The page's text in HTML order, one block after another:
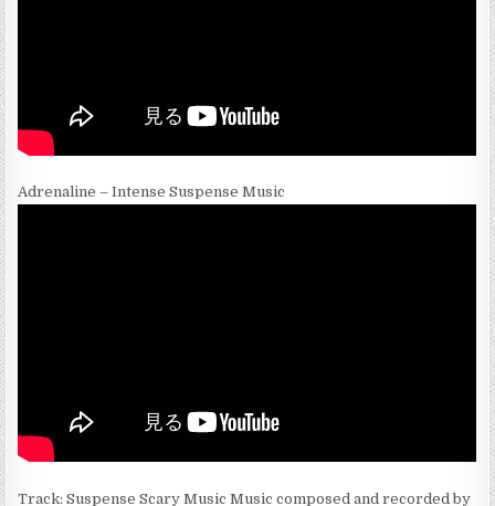
Adrenaline – Intense Suspense Music
Track: Suspense Scary Music Music composed and recorded by